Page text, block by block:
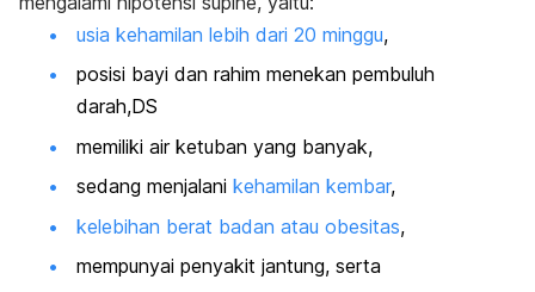
usia kehamilan lebih dari 20 minggu,
posisi bayi dan rahim menekan pembuluh
darah,DS
memiliki air ketuban yang banyak,
sedang menjalani kehamilan kembar,
kelebihan berat badan atau obesitas,
mempunyai penyakit jantung, serta